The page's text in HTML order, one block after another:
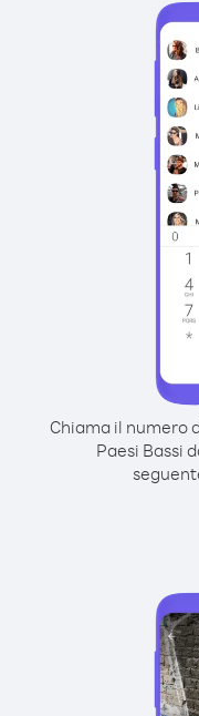
Chiama il numero
Paesi Bassi